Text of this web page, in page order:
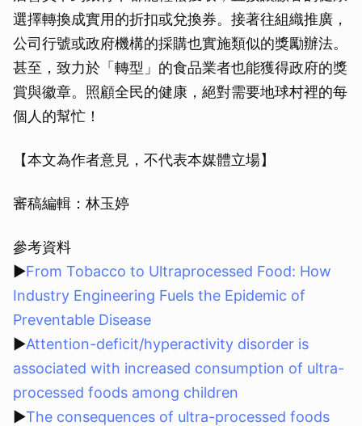
選擇轉換成實用的折扣或兌換券。接著往組織推廣，
公司行號或政府機構的採購也實施類似的獎勵辦法。
甚至，致力於「轉型」的食品業者也能獲得政府的獎
賞與徽章。照顧全民的健康，絕對需要地球村裡的每
個人的幫忙！
【本文為作者意見，不代表本媒體立場】
審稿編輯：林玉婷
參考資料
▶From Tobacco to Ultraprocessed Food: How
Industry Engineering Fuels the Epidemic of
Preventable Disease
▶Attention-deficit/hyperactivity disorder is
associated with increased consumption of ultra-
processed foods among children
▶The consequences of ultra-processed foods